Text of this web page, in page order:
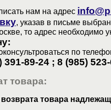
нам на адрес
, указав в письме
то адрес необходимо
по
391-89-24 ; 8 (985)
товара:
товара